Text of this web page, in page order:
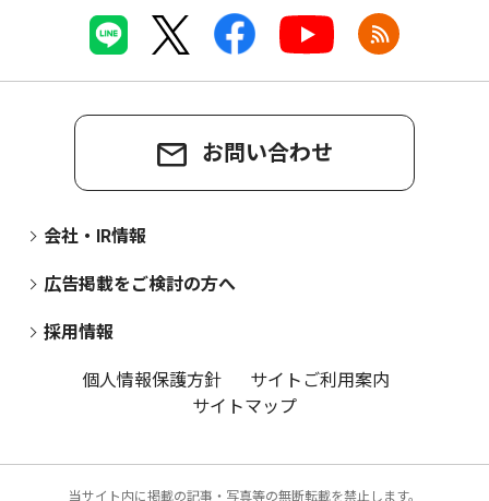
お問い合わせ
会社・IR情報
広告掲載をご検討の方へ
採用情報
個人情報保護方針
サイトご利用案内
サイトマップ
当サイト内に掲載の記事・写真等の無断転載を禁止します。